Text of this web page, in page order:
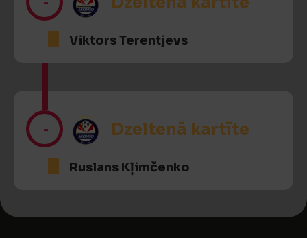
Viktors Terentjevs
- Dzeltenā kartīte
Ruslans Kļimčenko